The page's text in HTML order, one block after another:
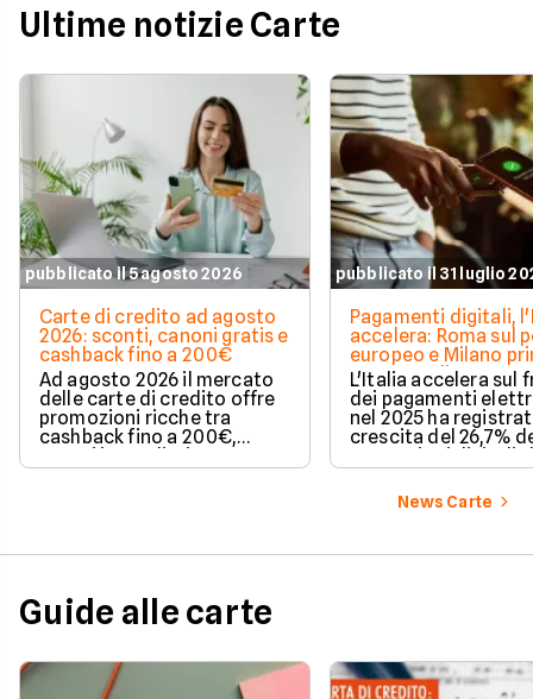
Ultime notizie Carte
pubblicato il 5 agosto 2026
Carte di credito ad agosto
2026: sconti, canoni gratis e
cashback fino a 200€
Ad agosto 2026 il mercato
delle carte di credito offre
promozioni ricche tra
cashback fino a 200€,
azzeramento del canone.
pubblicato il 31 luglio
Pagamenti digitali,
accelera: Roma sul
europeo e Milano
spesa media
L'Italia accelera sul
dei pagamenti
nel 2025 ha
crescita del 26,7%
conquista il terzo
Europa per
delle operazioni
delle città più
più piccole e il Sud
Scopri come e
News Carte
Guide alle carte